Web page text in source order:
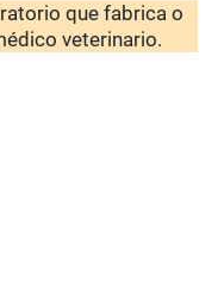
que fabrica o
veterinario.